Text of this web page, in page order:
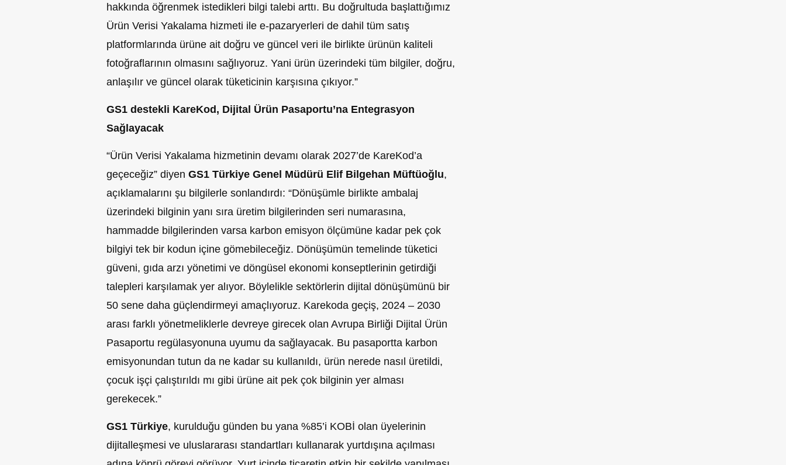
hakkında öğrenmek istedikleri bilgi talebi arttı. Bu doğrultuda başlattığımız
Ürün Verisi Yakalama hizmeti ile e-pazaryerleri de dahil tüm satış
platformlarında ürüne ait doğru ve güncel veri ile birlikte ürünün kaliteli
fotoğraflarının olmasını sağlıyoruz. Yani ürün üzerindeki tüm bilgiler, doğru,
anlaşılır ve güncel olarak tüketicinin karşısına çıkıyor.”
GS1 destekli KareKod, Dijital Ürün Pasaportu’na Entegrasyon
Sağlayacak
“Ürün Verisi Yakalama hizmetinin devamı olarak 2027’de KareKod’a
geçeceğiz” diyen GS1 Türkiye Genel Müdürü Elif Bilgehan Müftüoğlu,
açıklamalarını şu bilgilerle sonlandırdı: “Dönüşümle birlikte ambalaj
üzerindeki bilginin yanı sıra üretim bilgilerinden seri numarasına,
hammadde bilgilerinden varsa karbon emisyon ölçümüne kadar pek çok
bilgiyi tek bir kodun içine gömebileceğiz. Dönüşümün temelinde tüketici
güveni, gıda arzı yönetimi ve döngüsel ekonomi konseptlerinin getirdiği
talepleri karşılamak yer alıyor. Böylelikle sektörlerin dijital dönüşümünü bir
50 sene daha güçlendirmeyi amaçlıyoruz. Karekoda geçiş, 2024 – 2030
arası farklı yönetmeliklerle devreye girecek olan Avrupa Birliği Dijital Ürün
Pasaportu regülasyonuna uyumu da sağlayacak. Bu pasaportta karbon
emisyonundan tutun da ne kadar su kullanıldı, ürün nerede nasıl üretildi,
çocuk işçi çalıştırıldı mı gibi ürüne ait pek çok bilginin yer alması
gerekecek.”
GS1 Türkiye, kurulduğu günden bu yana %85’i KOBİ olan üyelerinin
dijitalleşmesi ve uluslararası standartları kullanarak yurtdışına açılması